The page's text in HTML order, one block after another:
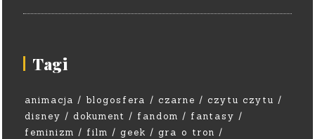
Tagi
animacja blogosfera czarne
czytu czytu
disney
dokument fandom
fantasy
feminizm
film geek
gra o tron